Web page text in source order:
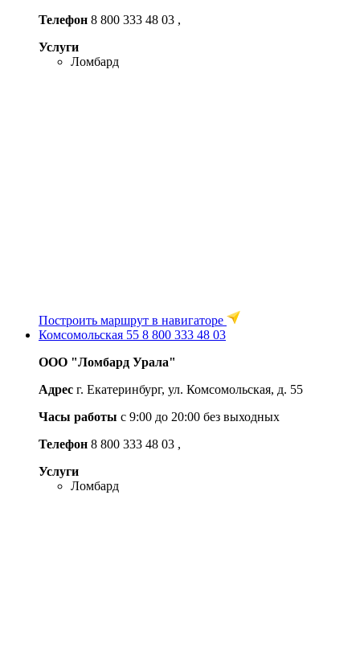
Телефон 8 800 333 48 03 ,
Услуги
Ломбард
Построить маршрут в навигаторе
Комсомольская 55 8 800 333 48 03
ООО "Ломбард Урала"
Адрес г. Екатеринбург, ул. Комсомольская, д. 55
Часы работы c 9:00 до 20:00 без выходных
Телефон 8 800 333 48 03 ,
Услуги
Ломбард